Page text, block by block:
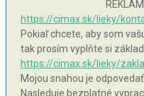
https://cimax.sk/lieky/
Pokiaľ chcete, aby som
tak prosím vyplňte si
https://cimax.sk/lieky/
Mojou snahou je
Nasleduje bezplatné